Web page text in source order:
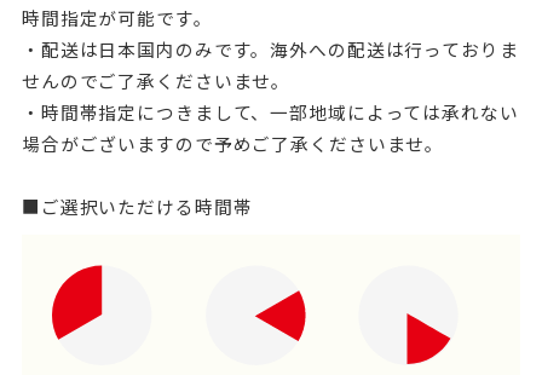
時間指定が可能です。
・配送は日本国内のみです。海外への配送は行っておりま
せんのでご了承くださいませ。
・時間帯指定につきまして、一部地域によっては承れない
場合がございますので予めご了承くださいませ。
■ご選択いただける時間帯